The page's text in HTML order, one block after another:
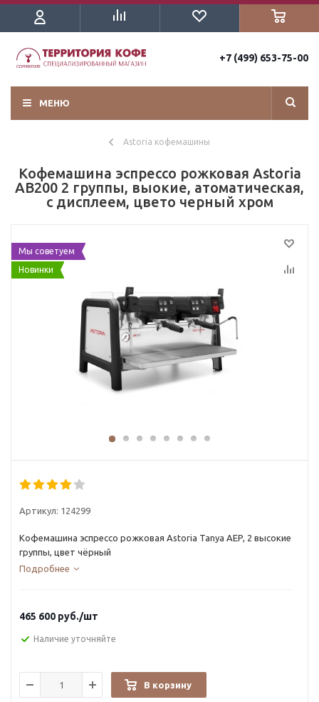
+7 (499) 653-75-00
МЕНЮ
Astoria кофемашины
Кофемашина эспрессо рожковая Astoria
AB200 2 группы, выокие, атоматическая,
с дисплеем, цвето черный хром
Мы советуем
Новинки
Артикул: 124299
Кофемашина эспрессо рожковая Astoria Tanya AEP, 2 высокие
группы, цвет чёрный
Подробнее
465 600 руб./шт
Наличие уточняйте
В корзину